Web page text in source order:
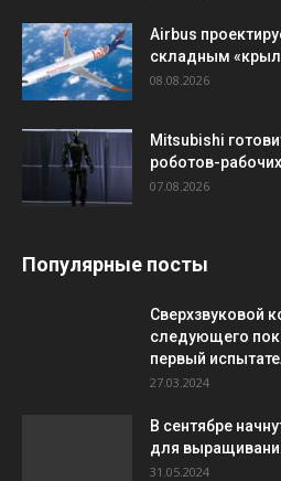
Airbus
складным
08.08.2026
Mitsubishi
роботов-
07.08.2026
Популярные посты
Сверхзвуковой
следующего
первый
27.03.2024
В сентябре
для
31.05.2024